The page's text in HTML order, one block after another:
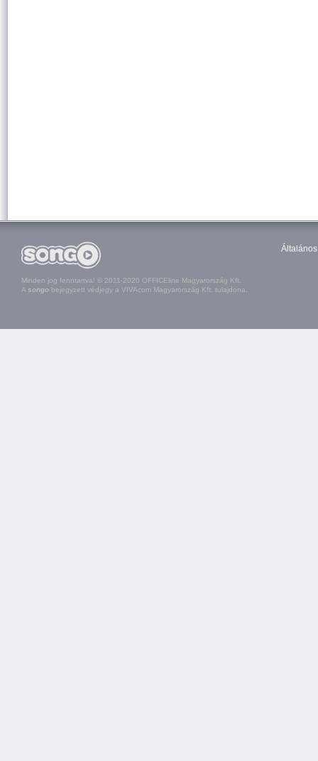
Minden jog fenntartva! © 2011-2020 OFFICEline Magyarország Kft.
A songo bejegyzett védjegy a VIVAcom Magyarország Kft. tulajdona.